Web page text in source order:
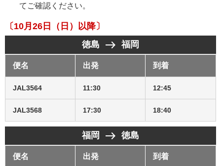
てご確認ください。
〔10月26日（日）以降〕
徳島
east 福岡
便名 出発 到着
JAL3564 11:30 12:45
JAL3568 17:30 18:40
福岡 east 徳島
便名 出発 到着